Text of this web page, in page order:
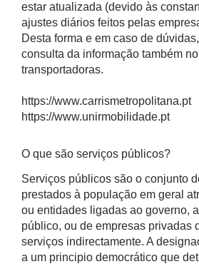
estar atualizada (devido às
ajustes diários feitos pelas
Desta forma e em caso de
consulta da informação também
transportadoras.
https://www.carrismetropolitana.pt
https://www.unirmobilidade.pt
O que são serviços públicos?
Serviços públicos são o conjunto
prestados à população em geral
ou entidades ligadas ao governo,
público, ou de empresas privadas
serviços indirectamente. A
a um principio democrático que